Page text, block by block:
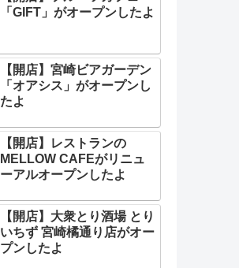
「GIFT」がオープンしたよ
【開店】宮崎ビアガーデン
「オアシス」がオープンし
たよ
【開店】レストランの
MELLOW CAFEがリニュ
ーアルオープンしたよ
【開店】大衆とり酒場 とり
いちず 宮崎橘通り店がオー
プンしたよ